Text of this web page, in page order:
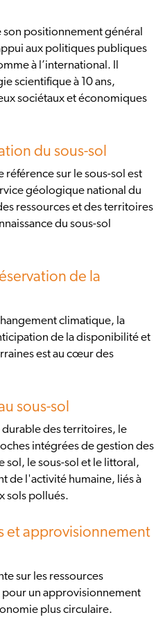
son positionnement général
aux politiques publiques
à l’international. Il
scientifique à 10 ans,
sociétaux et économiques
du sous-sol
sur le sous-sol est
géologique national du
ressources et des territoires
du sous-sol
de la
climatique, la
de la disponibilité et
est au cœur des
sous-sol
durable des territoires, le
intégrées de gestion des
sol, le sous-sol et le littoral,
de l'activité humaine, liés à
sols pollués.
et approvisionnement
sur les ressources
pour un approvisionnement
plus circulaire.